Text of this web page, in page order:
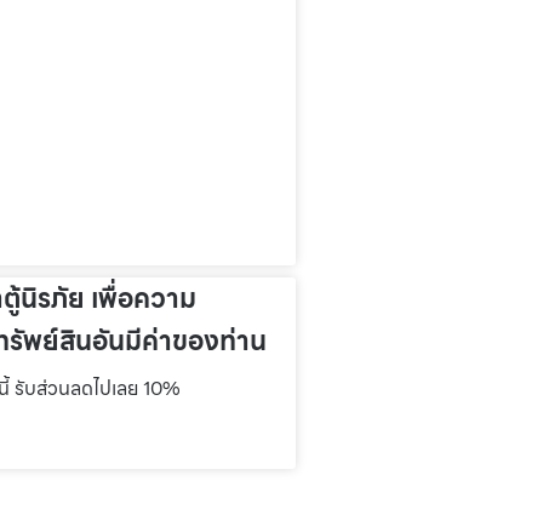
ตู้นิรภัย เพื่อความ
พย์สินอันมีค่าของท่าน
รับส่วนลดไปเลย 10%